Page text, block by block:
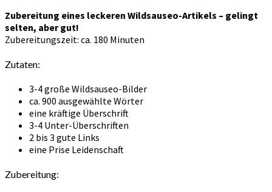
Zubereitung eines leckeren Wildsauseo-Artikels – gelingt
selten, aber gut!
Zubereitungszeit: ca. 180 Minuten
Zutaten:
3-4 große Wildsauseo-Bilder
ca. 900 ausgewählte Wörter
eine kräftige Überschrift
3-4 Unter-Überschriften
2 bis 3 gute Links
eine Prise Leidenschaft
Zubereitung: